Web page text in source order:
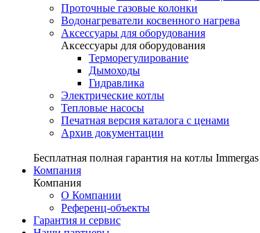
Проточные газовые колонки
Водонагреватели косвенного нагрева
Аксессуары для оборудования
Аксессуары для оборудования
Терморегулирование
Дымоходы
Гидравлика
Электрические котлы
Тепловые насосы
Печатная версия каталога с ценами
Архив документации
Бесплатная полная гарантия на котлы Immergas
Компания
Компания
О Компании
Референц-объекты
Гарантия и сервис